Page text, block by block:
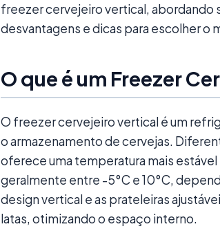
freezer cervejeiro vertical, abordando
desvantagens e dicas para escolher o
O que é um Freezer
O freezer cervejeiro vertical é um
o armazenamento de cervejas.
oferece uma temperatura mais
geralmente entre -5°C e 10°C,
design vertical e as prateleiras
latas, otimizando o espaço interno.